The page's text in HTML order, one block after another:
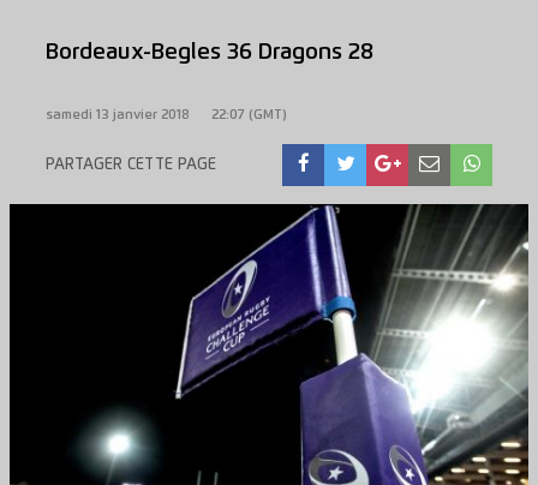
Bordeaux-Begles 36 Dragons 28
samedi 13 janvier 2018 22:07 (GMT)
PARTAGER CETTE PAGE